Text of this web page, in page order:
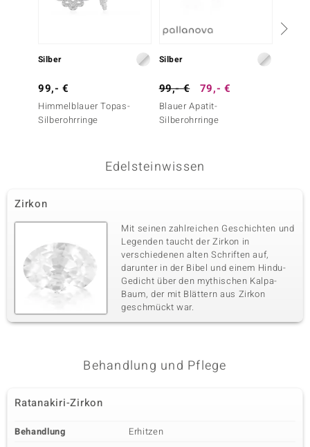
Silber
99,- €
Himmelblauer Topas-
Silberohrringe
Silber
99,- € 79,- €
Blauer Apatit-
Silberohrringe
Edelsteinwissen
Zirkon
Mit seinen zahlreichen Geschichten und
Legenden taucht der Zirkon in
verschiedenen alten Schriften auf,
darunter in der Bibel und einem Hindu-
Gedicht über den mythischen Kalpa-
Baum, der mit Blättern aus Zirkon
geschmückt war.
Behandlung und Pflege
Ratanakiri-Zirkon
Behandlung Erhitzen